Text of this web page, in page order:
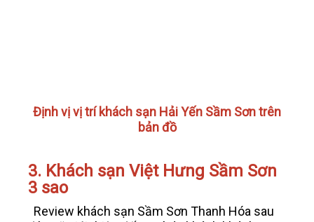
Định vị vị trí khách sạn Hải Yến Sầm Sơn trên
bản đồ
3. Khách sạn Việt Hưng Sầm Sơn
3 sao
Review khách sạn Sầm Sơn Thanh Hóa sau